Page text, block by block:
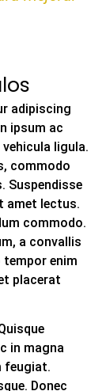
adipiscing
ipsum ac
ligula.
commodo
Suspendisse
amet lectus.
commodo.
a convallis
enim
placerat
in magna
feugiat.
Donec